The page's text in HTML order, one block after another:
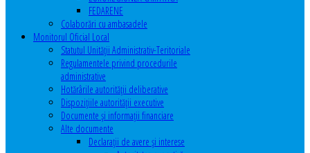
FEDARENE
Colaborări cu ambasadele
Monitorul Oficial Local
Statutul Unităţii Administrativ-Teritoriale
Regulamentele privind procedurile
administrative
Hotărârile autorităţii deliberative
Dispoziţiile autorităţii executive
Documente şi informaţii financiare
Alte documente
Declaraţii de avere şi interese